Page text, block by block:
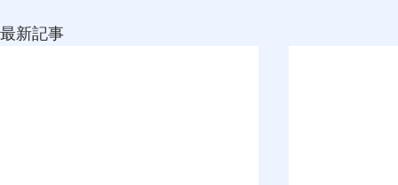
最新記事